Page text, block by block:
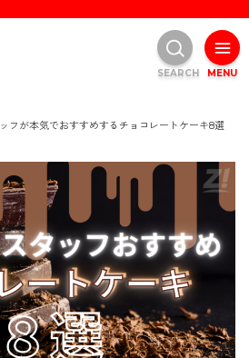
フが本気でおすすめするチョコレートケーキ8選
MENU
SEARCH